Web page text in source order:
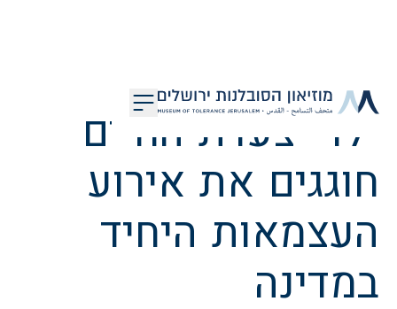
ילדי צעדת החיים
חוגגים את אירוע
העצמאות היחיד
במדינה